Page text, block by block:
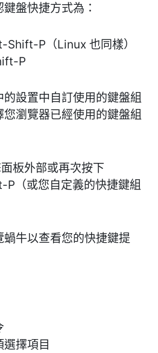
盤快捷方式為：
P（Linux 也同樣）
P
設置中自訂使用的鍵盤組
瀏覽器已經使用的鍵盤組
板外部或再次按下
（或您自定義的快捷鍵組
牛以查看您的快捷鍵提
擇項目